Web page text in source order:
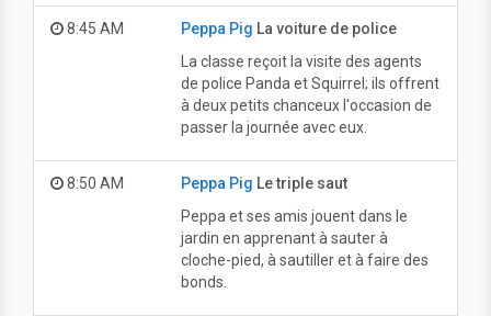
8:45 AM Peppa Pig La voiture de police
La classe reçoit la visite des agents
de police Panda et Squirrel; ils offrent
à deux petits chanceux l'occasion de
passer la journée avec eux.
8:50 AM Peppa Pig Le triple saut
Peppa et ses amis jouent dans le
jardin en apprenant à sauter à
cloche-pied, à sautiller et à faire des
bonds.